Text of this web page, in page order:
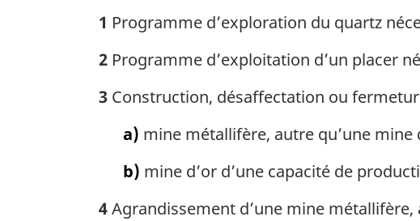
les
projets
développement
au
comité
direction
1 Programme d’exploration du quartz
2 Programme d’exploitation d’un placer
3 Construction, désaffectation ou
a) mine métallifère, autre qu’une mine
b) mine d’or d’une capacité de
4Agrandissement d’une mine